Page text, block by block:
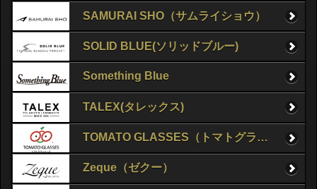
SAMURAI SHO（サムライショウ）
SOLID BLUE(ソリッドブルー)
Something Blue
TALEX(タレックス)
TOMATO GLASSES（トマトグラッシーズ）
Zeque（ゼクー）